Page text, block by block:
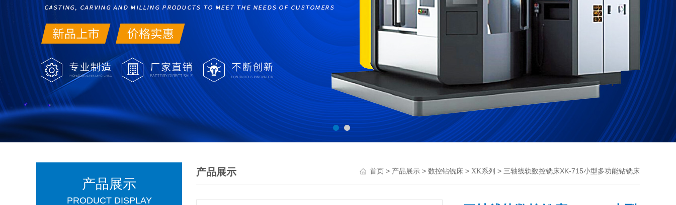
产品展示
PRODUCT DISPLAY
产品展示 首页 > 产品展示 > 数控钻铣床 > XK系列 > 三轴线轨数控铣床XK-715小型多功能钻铣床